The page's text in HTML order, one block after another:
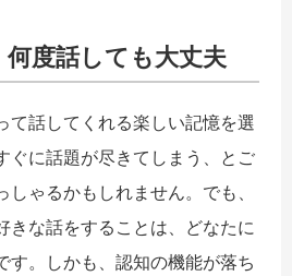
度話しても大丈夫
話してくれる楽しい記憶を選
ぐに話題が尽きてしまう、とご
ゃるかもしれません。でも、
きな話をすることは、どなたに
す。しかも、認知の機能が落ち